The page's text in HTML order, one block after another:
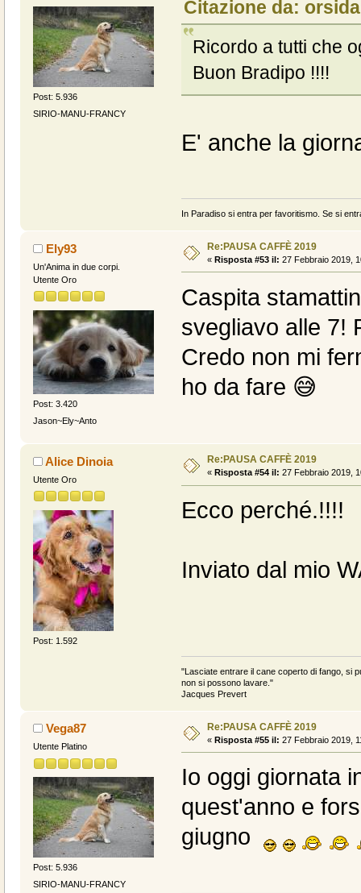
Post: 5.936
SIRIO-MANU-FRANCY
Citazione da:
Ricordo a tutti che
Buon Bradipo !!!!
E' anche la
In Paradiso si entra per favoritismo. Se si
Ely93
Un'Anima in due corpi.
Utente Oro
Post: 3.420
Jason~Ely~Anto
Re:PAUSA CAFFÈ 2019
« Risposta #53 il: 27 Febbraio 2019,
Caspita
svegliavo alle 7!
Credo non mi
ho da fare 😅
Alice Dinoia
Utente Oro
Post: 1.592
Re:PAUSA CAFFÈ 2019
« Risposta #54 il: 27 Febbraio 2019,
Ecco perché.!!!!
Inviato dal mio
"Lasciate entrare il cane coperto di fango, si
non si possono lavare."
Jacques Prevert
Vega87
Utente Platino
Post: 5.936
SIRIO-MANU-FRANCY
Re:PAUSA CAFFÈ 2019
« Risposta #55 il: 27 Febbraio 2019,
Io oggi giornata
quest'anno e
giugno